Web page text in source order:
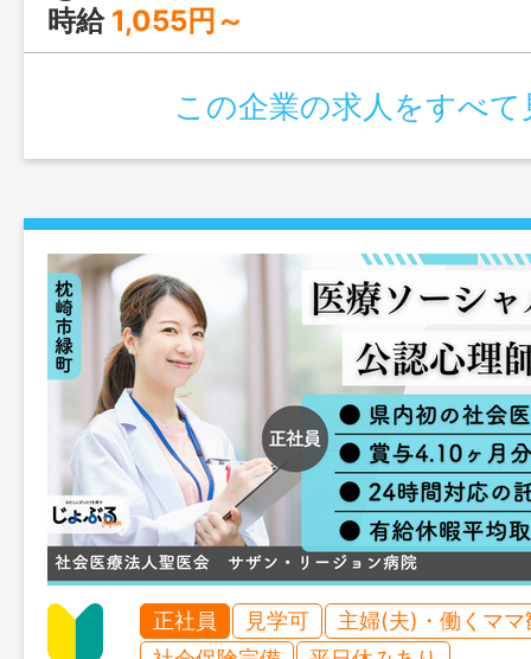
時給 1,055円～
この企業の求人をすべて
正社員 見学可
主婦(夫)・働くママ